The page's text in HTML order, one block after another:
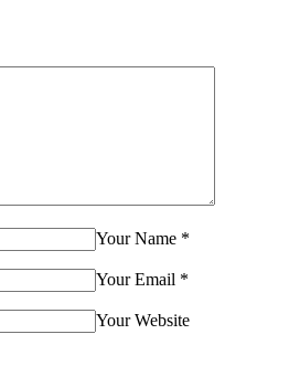
Your Name *
Your Email *
Your Website